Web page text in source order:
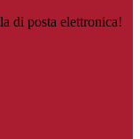
di posta elettronica!